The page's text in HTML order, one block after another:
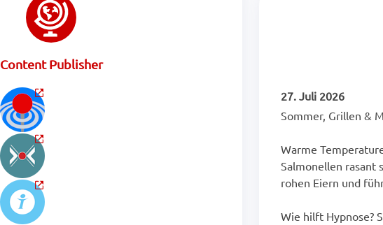
Content Publisher
27. Juli 2026
Sommer, Grillen &
Warme
Salmonellen rasant
rohen Eiern und
Wie hilft Hypnose?